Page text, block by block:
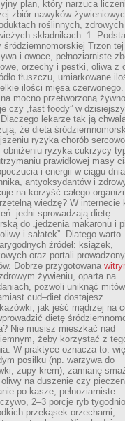
plan, który narzuca
zbiór nawyków
roślinnych, zdrowych
składnikach. 1.
śródziemnomorskiej Trzon
i owoce, pełnoziarniste
orzechy i pestki, oliwa z
tłuszczu, umiarkowane
ilości mięsa
mocno przetworzoną
czy „fast foody” w
lekarze tak ją
że dieta
ryzyka chorób
obniżeniu ryzyka cukrzycy
prawidłowej masy
i energii w ciągu
antyoksydantów i
na korzyść całego
wiedzę? W internecie
jedni sprowadzają dietę
do „jedzenia makaronu i
i sałatek”. Dlatego warto
źródeł: książek,
oraz portali
Dobrze przygotowana
żywieniu, oparta na
pozwoli uniknąć
cud–diet dostajesz
jak jeść mądrzej na
dietę
Nie musisz mieszkać nad
żeby korzystać z
W praktyce oznacza to:
posiłku (np. warzywa do
zupy krem), zamianę
oliwy na duszenie czy
po kasze, pełnoziarniste
2–3 porcje ryb
przekąsek orzechami,